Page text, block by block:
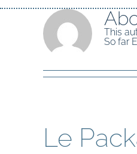
This
So far
Le